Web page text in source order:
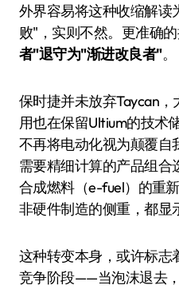
外界容易将这种收缩解读
败"，实则不然。更准确
者"退守为"渐进改良者"。
保时捷并未放弃Taycan
用也在保留Ultium的技术
不再将电动化视为颠覆自
需要精细计算的产品组合
合成燃料（e-fuel）的重
非硬件制造的侧重，都显
这种转变本身，或许标志
竞争阶段——当泡沫退去